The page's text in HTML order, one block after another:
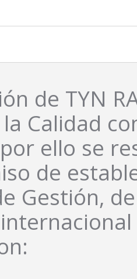
de TYN
Calidad
ello se
de
Gestión,